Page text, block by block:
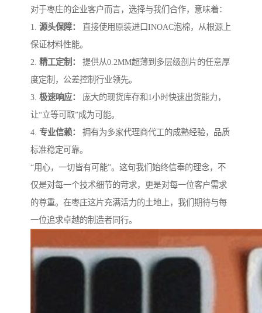
对于枣庄的企业客户而言，选择与我们合作，意味着：
1. 源头保障：
直接使用原装进口INOAC泡棉，从根源上
保证材料性能。
2. 精工定制：
提供从0.2MM超薄到多层级剖片的任意厚
度定制，公差控制行业领先。
3. 极速响应：
庞大的现货库存和1小时快速出货能力，
让“立等可取”成为可能。
4. 专业信赖：
拥有为多家代理商代工的成熟经验，品质
标准稳定可靠。
“用心，一切皆有可能”。这句我们始终信奉的理念，不
仅是对每一个技术细节的苛求，更是对每一位客户需求
的尊重。在枣庄这片充满活力的土地上，我们期待与每
一位追求卓越的制造者同行。